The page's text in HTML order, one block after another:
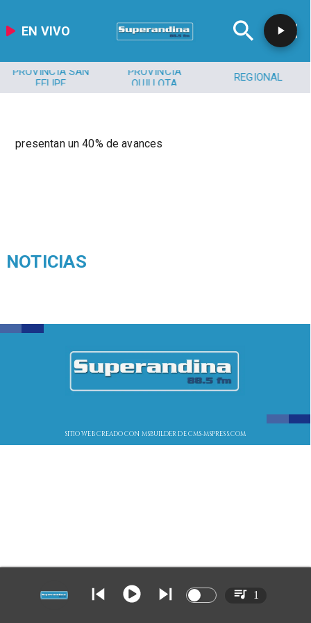
EN VIVO
PROVINCIA SAN
FELIPE
PROVINCIA
QUILLOTA
REGIONAL
presentan un 40% de avances
NOTICIAS
SITIO WEB CREADO CON MSBUILDER DE CMS-MSPRESS.COM
1